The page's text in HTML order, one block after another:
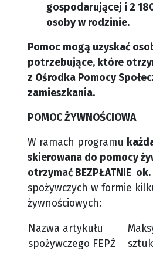
gospodarującej i 2
osoby w rodzinie.
Pomoc mogą uzyskać
potrzebujące, które
z Ośrodka Pomocy
zamieszkania.
POMOC ŻYWNOŚCIOWA
W ramach programu
skierowana do pomocy
otrzymać BEZPŁATNIE
spożywczych w formie
żywnościowych:
Nazwa artykułu
spożywczego FEPŻ